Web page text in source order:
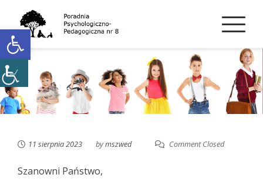
Open toolbar
content
11 sierpnia 2023 bymszwed Comment Closed
Szanowni Państwo,